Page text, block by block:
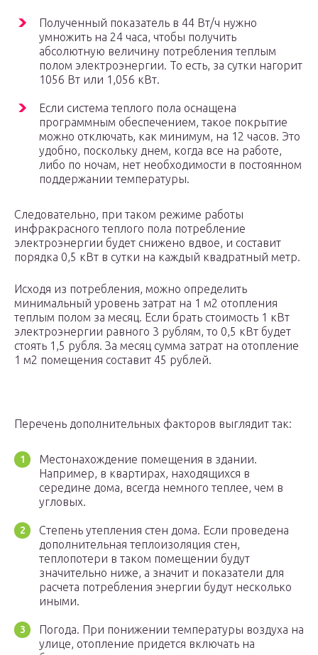
Полученный показатель в 44 Вт/ч нужно
умножить на 24 часа, чтобы получить
абсолютную величину потребления теплым
полом электроэнергии. То есть, за сутки нагорит
1056 Вт или 1,056 кВт.
Если система теплого пола оснащена
программным обеспечением, такое покрытие
можно отключать, как минимум, на 12 часов. Это
удобно, поскольку днем, когда все на работе,
либо по ночам, нет необходимости в постоянном
поддержании температуры.
Следовательно, при таком режиме работы
инфракрасного теплого пола потребление
электроэнергии будет снижено вдвое, и составит
порядка 0,5 кВт в сутки на каждый квадратный метр.
Исходя из потребления, можно определить
минимальный уровень затрат на 1 м2 отопления
теплым полом за месяц. Если брать стоимость 1 кВт
электроэнергии равного 3 рублям, то 0,5 кВт будет
стоять 1,5 рубля. За месяц сумма затрат на отопление
1 м2 помещения составит 45 рублей.
Перечень дополнительных факторов выглядит так:
Местонахождение помещения в здании.
Например, в квартирах, находящихся в
середине дома, всегда немного теплее, чем в
угловых.
Степень утепления стен дома. Если проведена
дополнительная теплоизоляция стен,
теплопотери в таком помещении будут
значительно ниже, а значит и показатели для
расчета потребления энергии будут несколько
иными.
Погода. При понижении температуры воздуха на
улице, отопление придется включать на